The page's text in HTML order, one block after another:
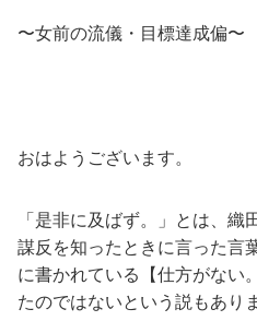
〜女前の流儀・目標達成偏〜
おはようございます。
「是非に及ばず。」とは、
謀反を知ったときに言った言
に書かれている【仕方がない
たのではないという説もあり